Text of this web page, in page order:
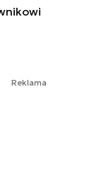
Reklama